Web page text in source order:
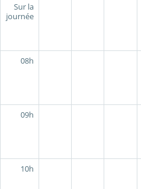
Sur la
journée
08h
09h
10h